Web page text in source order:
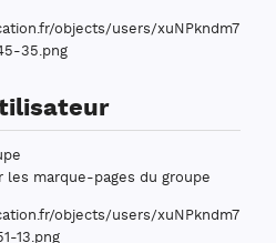
les marque-pages du groupe